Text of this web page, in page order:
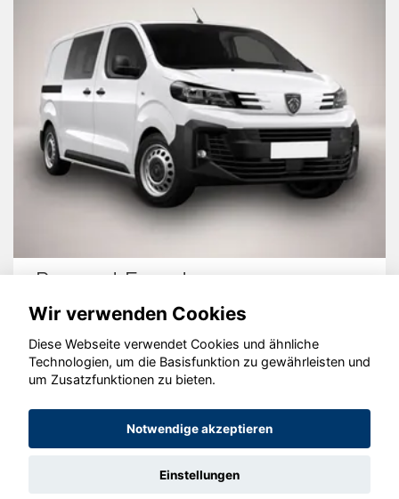
Peugeot Expert
© konjunkturmotor.de GmbH 2020 - 2026
Wir verwenden Cookies
Diese Webseite verwendet Cookies und ähnliche
Technologien, um die Basisfunktion zu gewährleisten und
um Zusatzfunktionen zu bieten.
Notwendige akzeptieren
Einstellungen